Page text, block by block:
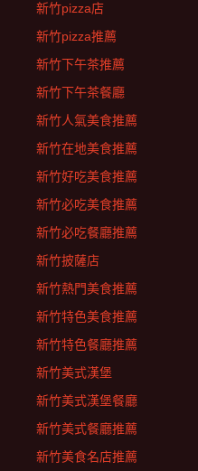
新竹pizza店
新竹pizza推薦
新竹下午茶推薦
新竹下午茶餐廳
新竹人氣美食推薦
新竹在地美食推薦
新竹好吃美食推薦
新竹必吃美食推薦
新竹必吃餐廳推薦
新竹披薩店
新竹熱門美食推薦
新竹特色美食推薦
新竹特色餐廳推薦
新竹美式漢堡
新竹美式漢堡餐廳
新竹美式餐廳推薦
新竹美食名店推薦